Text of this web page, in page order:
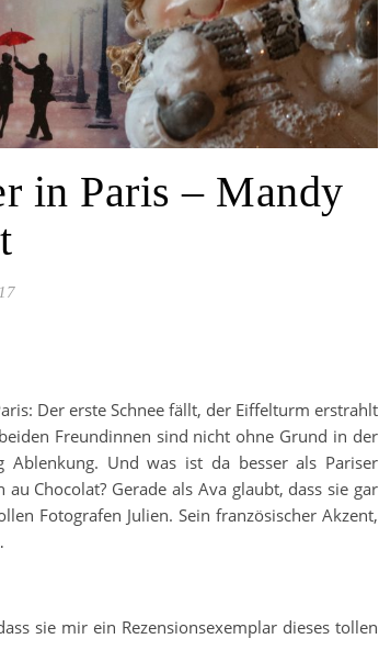
in Paris – Mandy
Der erste Schnee fällt, der Eiffelturm erstrahlt
Freundinnen sind nicht ohne Grund in der
Ablenkung. Und was ist da besser als Pariser
Chocolat? Gerade als Ava glaubt, dass sie gar
Fotografen Julien. Sein französischer Akzent,
sie mir ein Rezensionsexemplar dieses tollen